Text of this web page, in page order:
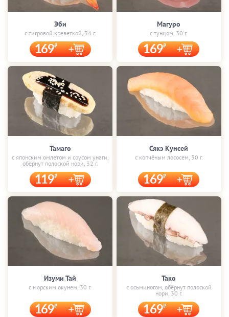
Эби
с тигровой креветкой, 34 г.
169
Магуро
с тунцом, 30 г.
169
Тамаго
с японским омлетом и соусом унаги,
обёрнут полоской нори, 32 г.
119
Сякэ Кунсей
с копчёным лососем, 30 г.
169
Изуми Тай
с морским окунем, 30 г.
169
Тако
с осьминогом, обёрнут полоской
нори, 30 г.
169